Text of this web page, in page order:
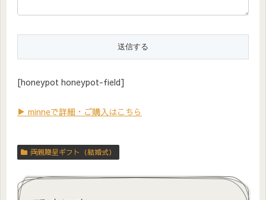
[honeypot honeypot-field]
▶ minneで詳細・ご購入はこちら
両親贈呈ギフト（結婚式）